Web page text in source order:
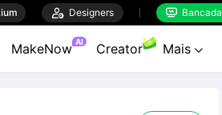
 Designers  Bancada
MakeNow AI Creator Mais 